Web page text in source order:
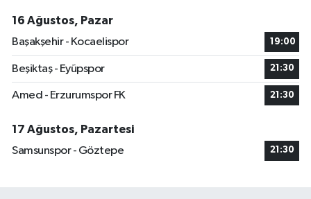
16 Ağustos, Pazar
Başakşehir - Kocaelispor
19:00
Beşiktaş - Eyüpspor 21:30
Amed - Erzurumspor FK 21:30
17 Ağustos, Pazartesi
Samsunspor - Göztepe
21:30